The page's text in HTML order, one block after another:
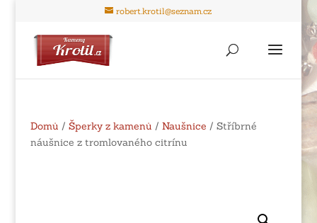
robert.krotil@seznam.cz
Domů / Šperky z kamenů / Naušnice / Stříbrné
náušnice z tromlovaného citrínu